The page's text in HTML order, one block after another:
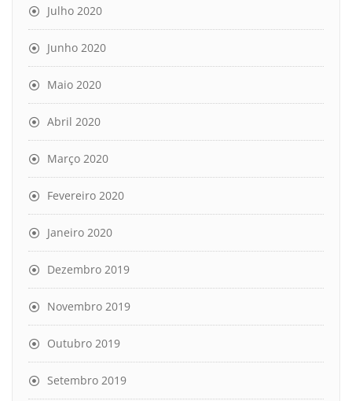
Julho 2020
Junho 2020
Maio 2020
Abril 2020
Março 2020
Fevereiro 2020
Janeiro 2020
Dezembro 2019
Novembro 2019
Outubro 2019
Setembro 2019